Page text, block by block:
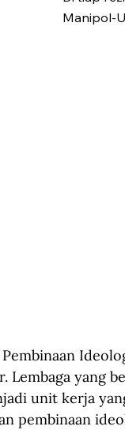
Manipol-
Pembinaan
Lembaga yang
unit kerja
pembinaan